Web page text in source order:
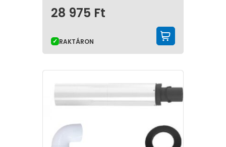
28 975 Ft
RAKTÁRON